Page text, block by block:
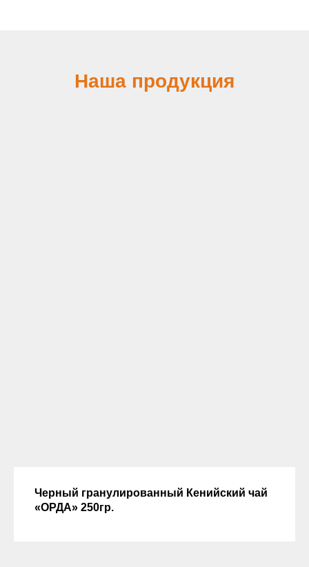
Наша продукция
Черный гранулированный Кенийский чай
«ОРДА» 250гр.